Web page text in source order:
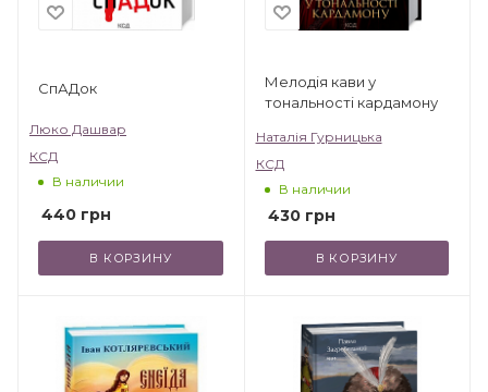
СпАДок
Люко Дашвар
КСД
В наличии
440 грн
В КОРЗИНУ
Мелодія кави у
тональності кардамону
Наталія Гурницька
КСД
В наличии
430грн
В КОРЗИНУ